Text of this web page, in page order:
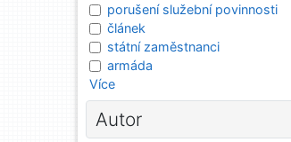
porušení služební povinnosti
článek
státní zaměstnanci
armáda
Více
Autor